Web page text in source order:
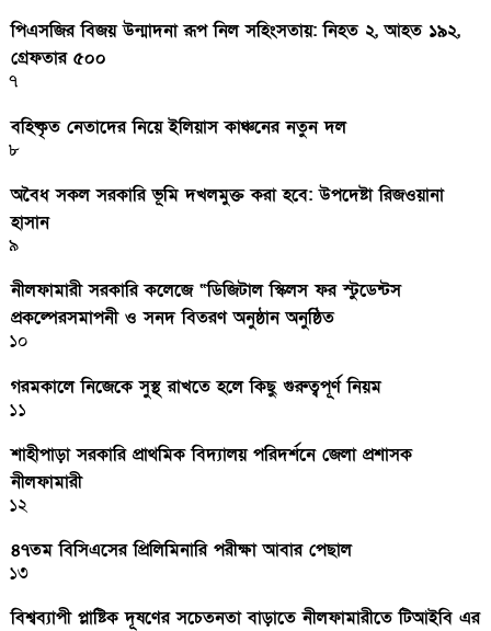
পিএসজির বিজয় উন্মাদনা রূপ নিল সহিংসতায়: নিহত ২, আহত ১৯২,
গ্রেফতার ৫০০
৭
বহিষ্কৃত নেতাদের নিয়ে ইলিয়াস কাঞ্চনের নতুন দল
৮
অবৈধ সকল সরকারি ভূমি দখলমুক্ত করা হবে: উপদেষ্টা রিজওয়ানা
হাসান
৯
নীলফামারী সরকারি কলেজে “ডিজিটাল স্কিলস ফর স্টুডেন্টস
প্রকল্পেরসমাপনী ও সনদ বিতরণ অনুষ্ঠান অনুষ্ঠিত
১০
গরমকালে নিজেকে সুস্থ রাখতে হলে কিছু গুরুত্বপূর্ণ নিয়ম
১১
শাহীপাড়া সরকারি প্রাথমিক বিদ্যালয় পরিদর্শনে জেলা প্রশাসক
নীলফামারী
১২
৪৭তম বিসিএসের প্রিলিমিনারি পরীক্ষা আবার পেছাল
১৩
বিশ্বব্যাপী প্লাষ্টিক দূষণের সচেতনতা বাড়াতে নীলফামারীতে টিআইবি এর